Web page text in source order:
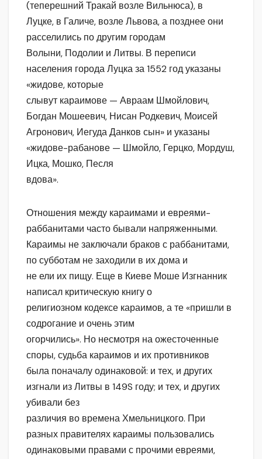
(теперешний Тракай возле Вильнюса), в
Луцке, в Галиче, возле Львова, а позднее они
расселились по другим городам
Волыни, Подолии и Литвы. В переписи
населения города Луцка за 1552 год указаны
«жидове, которые
слывут караимове — Авраам Шмойлович,
Богдан Мошеевич, Нисан Родкевич, Моисей
Агронович, Иегуда Данков сын» и указаны
«жидове-рабанове — Шмойло, Герцко, Мордуш,
Ицка, Мошко, Песля
вдова».
Отношения между караимами и евреями-
раббанитами часто бывали напряженными.
Караимы не заключали браков с раббанитами,
по субботам не заходили в их дома и
не ели их пищу. Еще в Киеве Моше Изгнанник
написал критическую книгу о
религиозном кодексе караимов, а те «пришли в
содрогание и очень этим
огорчились». Но несмотря на ожесточенные
споры, судьба караимов и их противников
была поначалу одинаковой: и тех, и других
изгнали из Литвы в 149S году; и тех, и других
убивали без
различия во времена Хмельницкого. При
разных правителях караимы пользовались
одинаковыми правами с прочими евреями,